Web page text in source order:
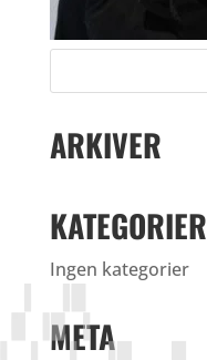
ARKIVER
KATEGORIER
Ingen kategorier
META